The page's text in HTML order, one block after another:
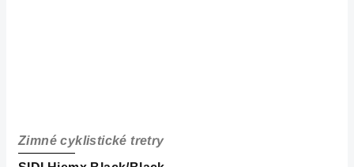
Zimné cyklistické tretry